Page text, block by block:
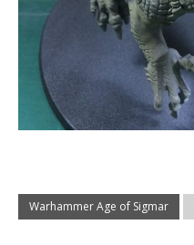
Warhammer Age of Sigmar